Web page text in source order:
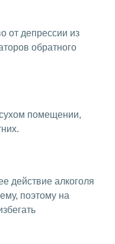
от депрессии из
обратного
помещении,
действие алкоголя
поэтому на